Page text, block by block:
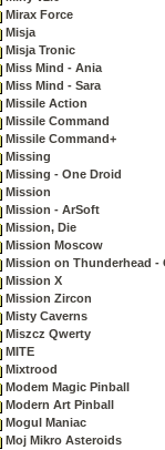
Mirax Force
Misja
Misja Tronic
Miss Mind - Ania
Miss Mind - Sara
Missile Action
Missile Command
Missile Command+
Missing
Missing - One Droid
Mission
Mission - ArSoft
Mission, Die
Mission Moscow
Mission on Thunderhead -
Mission X
Mission Zircon
Misty Caverns
Miszcz Qwerty
MITE
Mixtrood
Modem Magic Pinball
Modern Art Pinball
Mogul Maniac
Moj Mikro Asteroids